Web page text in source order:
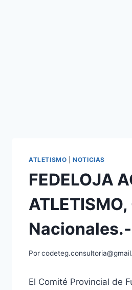
ATLETISMO |NOTICIAS
FEDELOJA
Nacionales.-
Por
El Comité Provincial de